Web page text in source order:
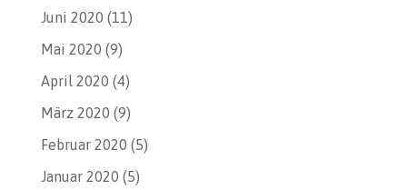
Juni 2020 (11)
Mai 2020 (9)
April 2020 (4)
März 2020 (9)
Februar 2020 (5)
Januar 2020 (5)